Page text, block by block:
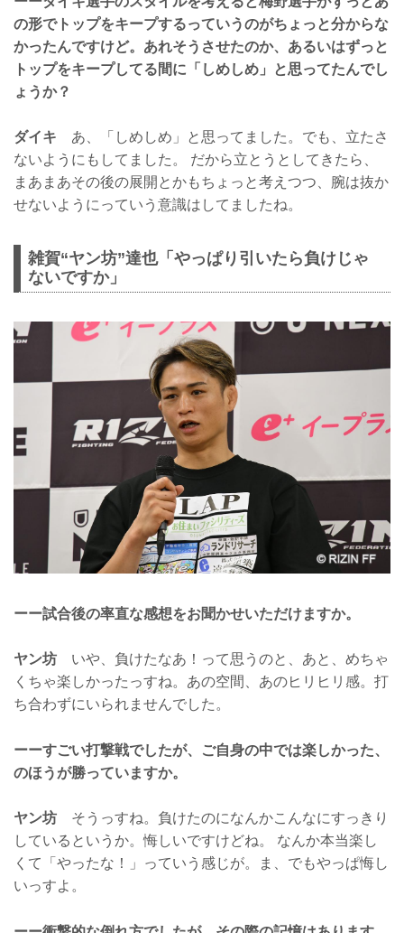
の形でトップをキープするっていうのがちょっと分からな
かったんですけど。あれそうさせたのか、あるいはずっと
トップをキープしてる間に「しめしめ」と思ってたんでし
ょうか？
ダイキ あ、「しめしめ」と思ってました。でも、立たさ
ないようにもしてました。 だから立とうとしてきたら、
まあまあその後の展開とかもちょっと考えつつ、腕は抜か
せないようにっていう意識はしてましたね。
雑賀“ヤン坊”達也「やっぱり引いたら負けじゃ
ないですか」
ーー試合後の率直な感想をお聞かせいただけますか。
ヤン坊 いや、負けたなあ！って思うのと、あと、めちゃ
くちゃ楽しかったっすね。あの空間、あのヒリヒリ感。打
ち合わずにいられませんでした。
ーーすごい打撃戦でしたが、ご自身の中では楽しかった、
のほうが勝っていますか。
ヤン坊 そうっすね。負けたのになんかこんなにすっきり
しているというか。悔しいですけどね。 なんか本当楽し
くて「やったな！」っていう感じが。ま、でもやっぱ悔し
いっすよ。